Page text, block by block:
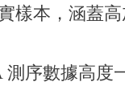
樣本，涵蓋
序數據高度